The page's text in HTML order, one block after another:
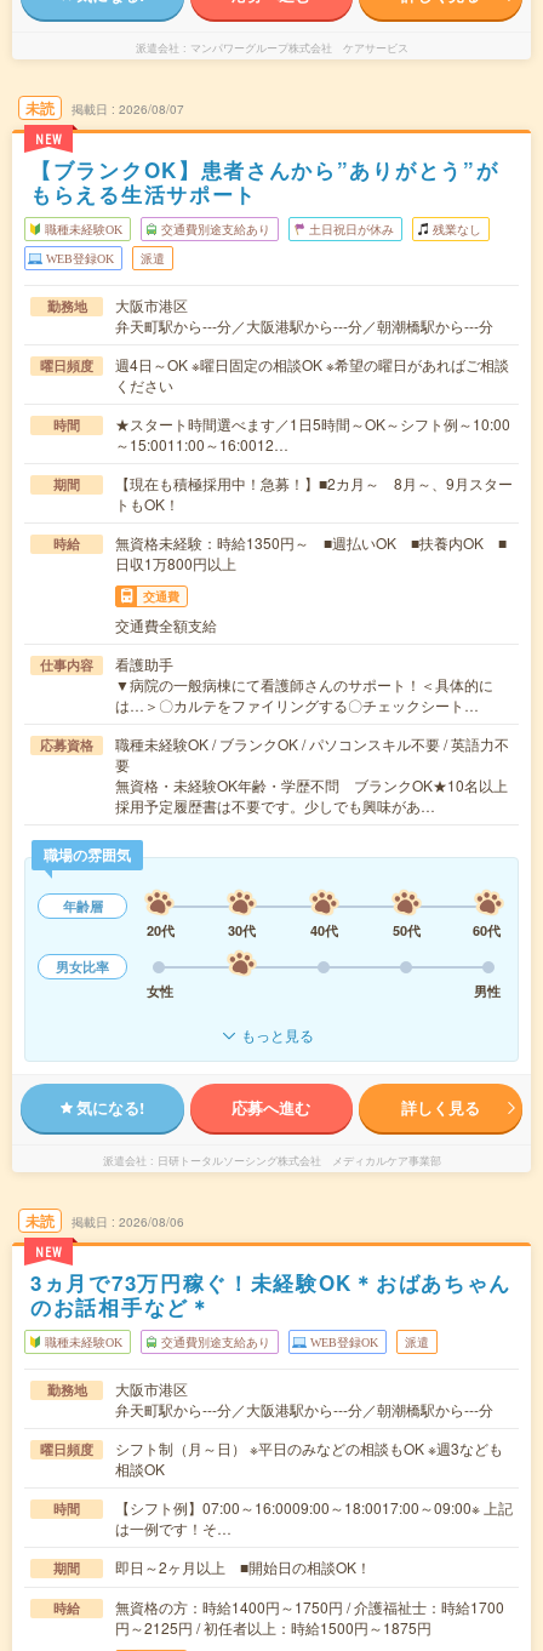
派遣会社 マンパワーグループ株式会社 ケアサービス
未読
NEW
掲載日 2026/08/07
【ブランクOK】患者さんから”ありがとう”が
もらえる生活サポート
職種未経験OK 交通費別途支給あり 土日祝日が休み 残業なし
WEB登録OK 派遣
勤務地
大阪市港区
弁天町駅から---分／大阪港駅から---分／朝潮橋駅から---分
曜日頻度
週4日～OK ※曜日固定の相談OK ※希望の曜日があればご相談
ください
時間
★スタート時間選べます／1日5時間～OK～シフト例～10:00
～15:0011:00～16:0012…
期間
【現在も積極採用中！急募！】■2カ月～ 8月～、9月スター
トもOK！
時給
無資格未経験：時給1350円～ ■週払いOK ■扶養内OK ■
日収1万800円以上
交通費
交通費全額支給
仕事内容
看護助手
▼病院の一般病棟にて看護師さんのサポート！＜具体的に
は…＞〇カルテをファイリングする〇チェックシート…
応募資格
職種未経験OK / ブランクOK / パソコンスキル不要 / 英語力不
要
無資格・未経験OK年齢・学歴不問 ブランクOK★10名以上
採用予定履歴書は不要です。少しでも興味があ…
職場の雰囲気
年齢層
20代
30代 40代 50代
60代
男女比率
女性
男性
もっと見る
気になる! 応募へ進む 詳しく見る
派遣会社 日研トータルソーシング株式会社 メディカルケア事業部
未読
NEW
掲載日 2026/08/06
3ヵ月で73万円稼ぐ！未経験OK＊おばあちゃん
のお話相手など＊
職種未経験OK 交通費別途支給あり WEB登録OK 派遣
勤務地
大阪市港区
弁天町駅から---分／大阪港駅から---分／朝潮橋駅から---分
曜日頻度
シフト制（月～日） ※平日のみなどの相談もOK ※週3なども
相談OK
時間
【シフト例】07:00～16:0009:00～18:0017:00～09:00※ 上記
は一例です！そ…
期間 即日～2ヶ月以上 ■開始日の相談OK！
時給
無資格の方：時給1400円～1750円 / 介護福祉士：時給1700
円～2125円 / 初任者以上：時給1500円～1875円